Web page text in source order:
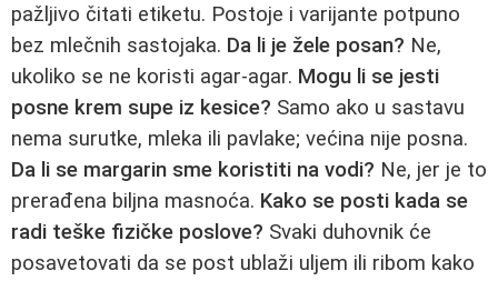
pažljivo čitati etiketu. Postoje i varijante potpuno
bez mlečnih sastojaka. Da li je žele posan? Ne,
ukoliko se ne koristi agar-agar. Mogu li se jesti
posne krem supe iz kesice? Samo ako u sastavu
nema surutke, mleka ili pavlake; većina nije posna.
Da li se margarin sme koristiti na vodi? Ne, jer je to
prerađena biljna masnoća. Kako se posti kada se
radi teške fizičke poslove? Svaki duhovnik će
posavetovati da se post ublaži uljem ili ribom kako